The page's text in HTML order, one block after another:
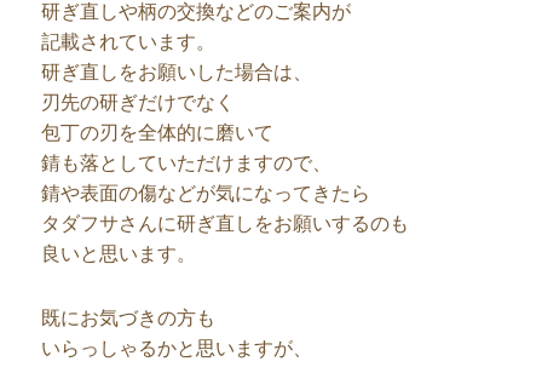
研ぎ直しや柄の交換などのご案内が
記載されています。
研ぎ直しをお願いした場合は、
刃先の研ぎだけでなく
包丁の刃を全体的に磨いて
錆も落としていただけますので、
錆や表面の傷などが気になってきたら
タダフサさんに研ぎ直しをお願いするのも
良いと思います。
既にお気づきの方も
いらっしゃるかと思いますが、